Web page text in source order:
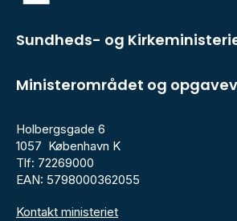
Sundheds- og
Ministerområdet og
Holbergsgade 6
1057 København K
Tlf: 72269000
EAN: 5798000362055
Kontakt ministeriet